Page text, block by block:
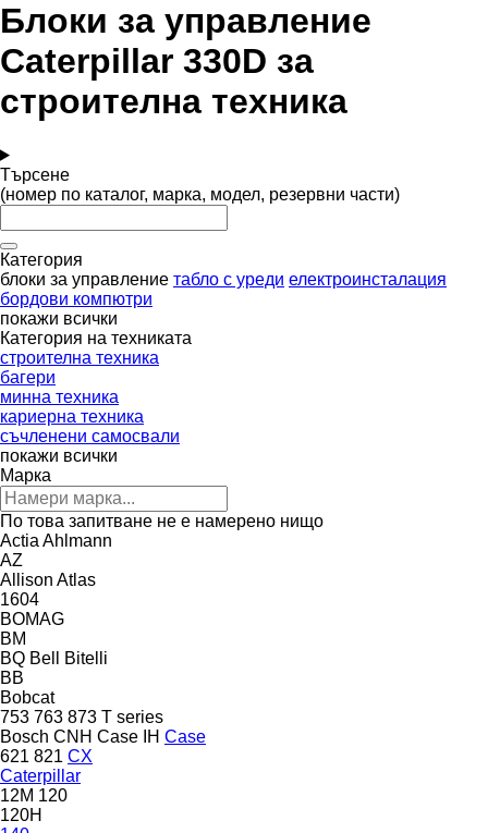
Блоки за управление
Caterpillar 330D за
строителна техника
Търсене
(номер по каталог, марка, модел, резервни части)
Категория
блоки за управление табло с уреди електроинсталация
бордови компютри
покажи всички
Категория на техниката
строителна техника
багери
минна техника
кариерна техника
съчленени самосвали
покажи всички
Марка
По това запитване не е намерено нищо
Actia Ahlmann
AZ
Allison Atlas
1604
BOMAG
BM
BQ Bell
Bitelli
BB
Bobcat
753 763 873 T series
Bosch CNH Case IH Case
621 821 CX
Caterpillar
12M 120
120H